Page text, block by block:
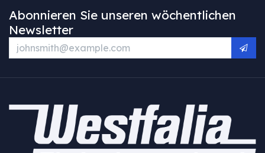
Abonnieren Sie unseren wöchentlichen
Newsletter